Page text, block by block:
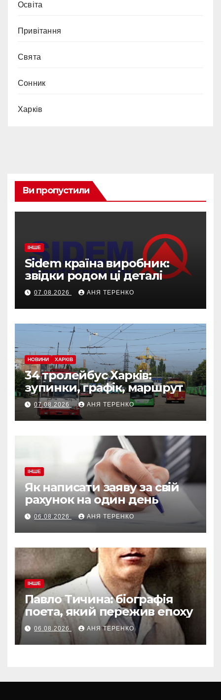
Освіта
Привітання
Свята
Сонник
Харків
Ви пропустили
ІНШЕ
Sidem країна виробник:
звідки родом ці деталі
07.08.2026 АНЯ ТЕРЕНКО
НОВИНИ ХАРКІВ
34 тролейбус Харків:
зупинки, графік, маршрут
07.08.2026 АНЯ ТЕРЕНКО
ІНШЕ
Як написати заяву за свій
рахунок на один день
06.08.2026 АНЯ ТЕРЕНКО
ІНШЕ
Павло Тичина: біографія
поета, який пережив епоху
06.08.2026 АНЯ ТЕРЕНКО